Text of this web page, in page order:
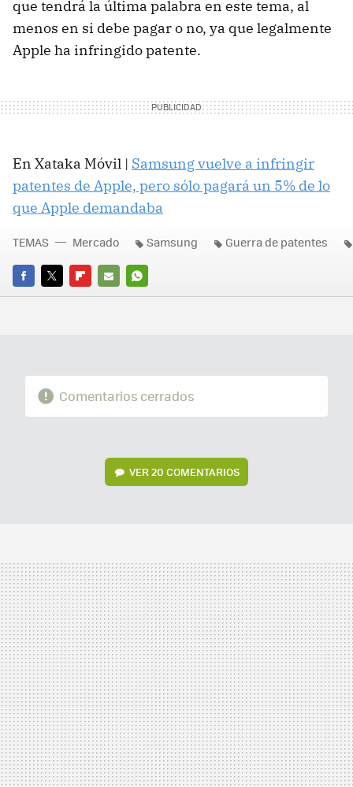
que tendrá la última palabra en este tema, al
menos en si debe pagar o no, ya que legalmente
Apple ha infringido patente.
En Xataka Móvil | Samsung vuelve a infringir
patentes de Apple, pero sólo pagará un 5% de lo
que Apple demandaba
FACEBOOK
TWITTERFLIPBOARD
E-
WHATSAPP
TEMAS Mercado Samsung Guerra de patentes
Comentarios cerrados
VER 20 COMENTARIOS